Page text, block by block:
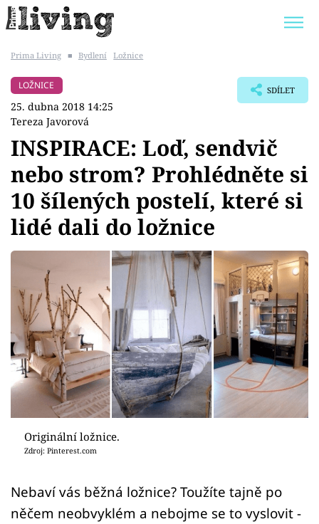
BYDLENÍ SLAVNÝCH
Témata
Bydlení
Zahrada
Design
Sledujte prima+
Přihlášení
Sledujte nás
Prima Living ■ Bydlení Ložnice
LOŽNICE
25. dubna 2018 14:25
Tereza Javorová
SDÍLET
INSPIRACE: Loď, sendvič
nebo strom? Prohlédněte si
10 šílených postelí, které si
lidé dali do ložnice
Originální ložnice.
Zdroj: Pinterest.com
Nebaví vás běžná ložnice? Toužíte tajně po
něčem neobvyklém a nebojme se to vyslovit -